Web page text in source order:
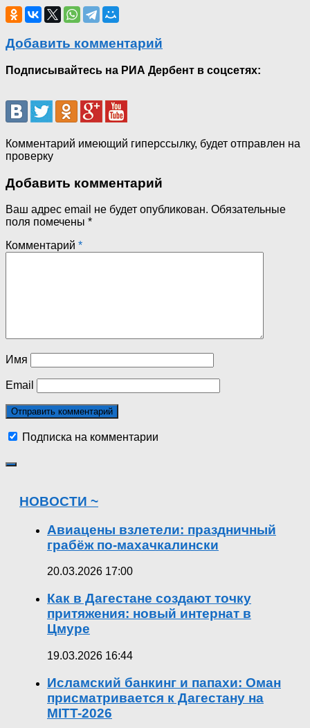
Добавить комментарий
Подписывайтесь на РИА Дербент в соцсетях:
Комментарий имеющий гиперссылку, будет отправлен на
проверку
Добавить комментарий
Ваш адрес email не будет опубликован. Обязательные
поля помечены *
Комментарий *
Имя
Email
Подписка на комментарии
НОВОСТИ ~
Авиацены взлетели: праздничный
грабёж по-махачкалински
20.03.2026 17:00
Как в Дагестане создают точку
притяжения: новый интернат в
Цмуре
19.03.2026 16:44
Исламский банкинг и папахи: Оман
присматривается к Дагестану на
MITT-2026